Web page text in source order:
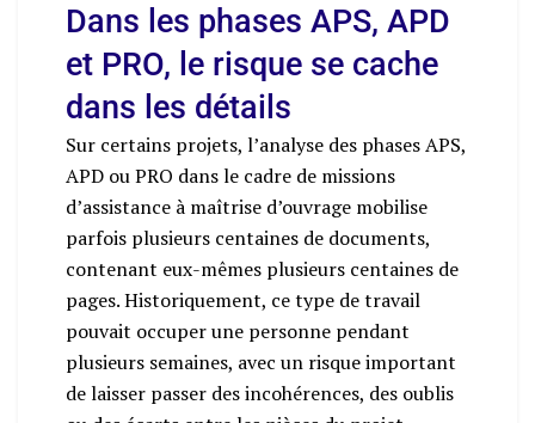
Dans les phases APS, APD
et PRO, le risque se cache
dans les détails
Sur certains projets, l’analyse des phases APS,
APD ou PRO dans le cadre de missions
d’assistance à maîtrise d’ouvrage mobilise
parfois plusieurs centaines de documents,
contenant eux-mêmes plusieurs centaines de
pages. Historiquement, ce type de travail
pouvait occuper une personne pendant
plusieurs semaines, avec un risque important
de laisser passer des incohérences, des oublis